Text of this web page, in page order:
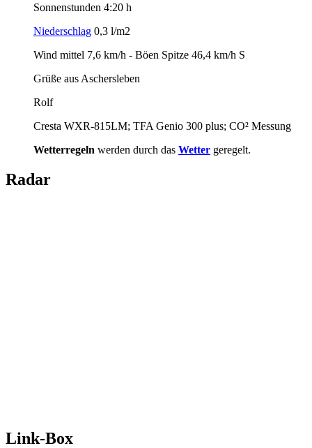
Sonnenstunden 4:20 h
Niederschlag 0,3 l/m2
Wind mittel 7,6 km/h - Böen Spitze 46,4 km/h S
Grüße aus Aschersleben
Rolf
Cresta WXR-815LM; TFA Genio 300 plus; CO² Messung
Wetterregeln werden durch das Wetter geregelt.
Radar
Link-Box